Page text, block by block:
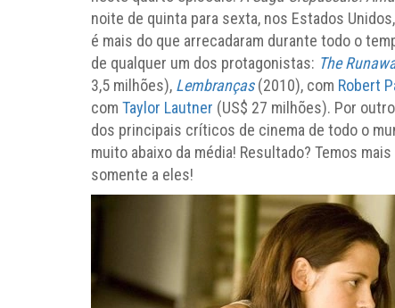
noite de quinta para sexta, nos Estados
é mais do que arrecadaram durante todo o
de qualquer um dos protagonistas: The
3,5 milhões), Lembranças(2010), com Robert
com Taylor Lautner (US$ 27 milhões). Por
dos principais críticos de cinema de todo o
muito abaixo da média! Resultado? Temos
somente a eles!